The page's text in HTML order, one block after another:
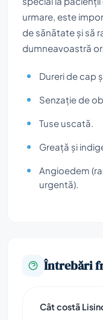
urmare, este
de sănătate și să
dumneavoastră
Dureri de cap
Senzație de
Tuse uscată.
Greață și
Angioedem
urgentă).
Întrebări
Cât costã